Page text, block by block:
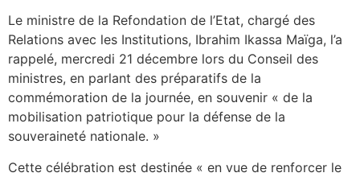
Le ministre de la Refondation de l’Etat, chargé des
Relations avec les Institutions, Ibrahim Ikassa Maïga, l’a
rappelé, mercredi 21 décembre lors du Conseil des
ministres, en parlant des préparatifs de la
commémoration de la journée, en souvenir « de la
mobilisation patriotique pour la défense de la
souveraineté nationale. »
Cette célébration est destinée « en vue de renforcer le